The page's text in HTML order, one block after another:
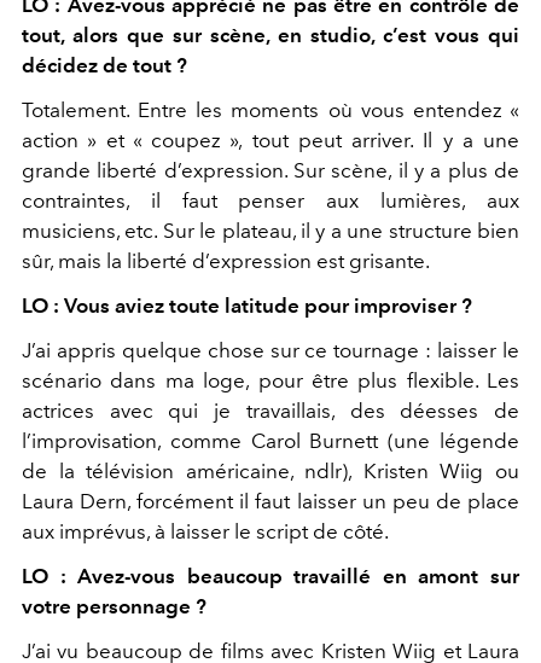
tout, alors que sur scène, en studio, c’est vous qui
décidez de tout ?
Totalement. Entre les moments où vous entendez «
action » et « coupez », tout peut arriver. Il y a une
grande liberté d’expression. Sur scène, il y a plus de
contraintes, il faut penser aux lumières, aux
musiciens, etc. Sur le plateau, il y a une structure bien
sûr, mais la liberté d’expression est grisante.
LO : Vous aviez toute latitude pour improviser ?
J’ai appris quelque chose sur ce tournage : laisser le
scénario dans ma loge, pour être plus flexible. Les
actrices avec qui je travaillais, des déesses de
l’improvisation, comme Carol Burnett (une légende
de la télévision américaine, ndlr), Kristen Wiig ou
Laura Dern, forcément il faut laisser un peu de place
aux imprévus, à laisser le script de côté.
LO : Avez-vous beaucoup travaillé en amont sur
votre personnage ?
J’ai vu beaucoup de films avec Kristen Wiig et Laura